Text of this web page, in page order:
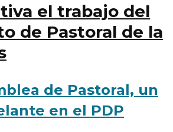
el trabajo del
de Pastoral de la